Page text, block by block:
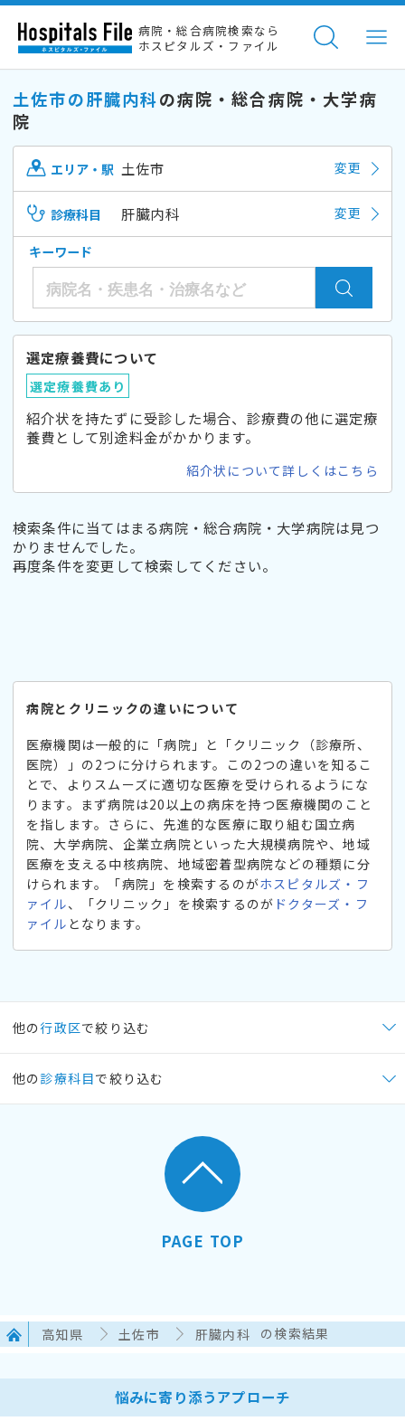
病院・総合病院検索なら
ホスピタルズ・ファイル
土佐市の肝臓内科の病院・総合病院・大学病
院
エリア・駅 土佐市 変更
診療科目 肝臓内科 変更
キーワード
選定療養費について
選定療養費あり
紹介状を持たずに受診した場合、診療費の他に選定療
養費として別途料金がかかります。
紹介状について詳しくはこちら
検索条件に当てはまる病院・総合病院・大学病院は見つ
かりませんでした。
再度条件を変更して検索してください。
病院とクリニックの違いについて
医療機関は一般的に「病院」と「クリニック（診療所、
医院）」の2つに分けられます。この2つの違いを知るこ
とで、よりスムーズに適切な医療を受けられるようにな
ります。まず病院は20以上の病床を持つ医療機関のこと
を指します。さらに、先進的な医療に取り組む国立病
院、大学病院、企業立病院といった大規模病院や、地域
医療を支える中核病院、地域密着型病院などの種類に分
けられます。「病院」を検索するのがホスピタルズ・フ
ァイル、「クリニック」を検索するのが ドクターズ・フ
ァイル となります。
他の行政区で絞り込む
他の 診療科目で絞り込む
PAGE TOP
高知県 土佐市 肝臓内科 の検索結果
悩みに寄り添うアプローチ